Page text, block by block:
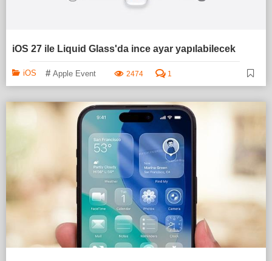
iOS 27 ile Liquid Glass'da ince ayar yapılabilecek
iOS # Apple Event 2474 1